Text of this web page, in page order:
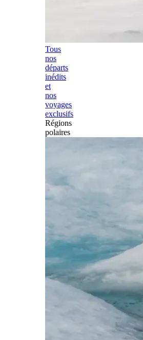
Tous
nos
départs
inédits
et
nos
voyages
exclusifs
Régions
polaires